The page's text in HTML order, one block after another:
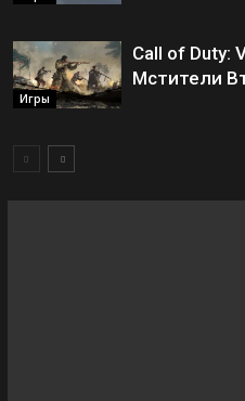
Игры
Call of Duty:
Мстители